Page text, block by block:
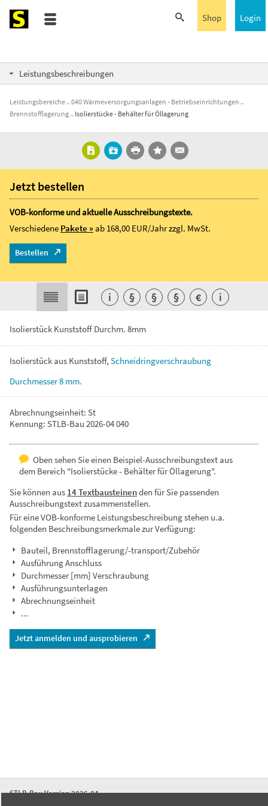
Login
Shop
Leistungsbeschreibungen
Leistungsbereiche
040 Wärmeversorgungsanlagen - Betriebseinrichtungen
Brennstofflagerung
Isolierstücke - Behälter für Öllagerung
Isolierstück Kunststoff Durchm. 8mm
Isolierstückaus Kunststoff, Schneidringverschraubung
Durchmesser8 mm.
Abrechnungseinheit: St
Kennung: STLB-Bau 2026-04 040
Oben sehen Sie einen Beispiel-Ausschreibungstext aus
dem Bereich "Isolierstücke - Behälter für Öllagerung".
Sie können aus 14 Textbausteinenden für Sie passenden
Ausschreibungstext zusammenstellen.
Für eine VOB-konforme Leistungsbeschreibung stehen u.a.
folgenden Beschreibungsmerkmale zur Verfügung:
Bauteil, Brennstofflagerung/-transport/Zubehör
Ausführung Anschluss
Durchmesser [mm] Verschraubung
Ausführungsunterlagen
Abrechnungseinheit
...
Jetzt anmelden und ausprobieren
Jetzt bestellen
VOB-konforme und aktuelle Ausschreibungstexte.
Verschiedene Pakete »ab 168,00 EUR/Jahrzzgl. MwSt.
Bestellen
i § § § € i
STLB-Bau Version 2026-04